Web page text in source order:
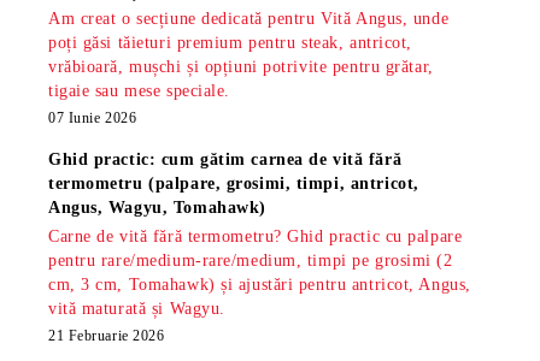
Am creat o secțiune dedicată pentru Vită Angus, unde
poți găsi tăieturi premium pentru steak, antricot,
vrăbioară, mușchi și opțiuni potrivite pentru grătar,
tigaie sau mese speciale.
07 Iunie 2026
Ghid practic: cum gătim carnea de vită fără
termometru (palpare, grosimi, timpi, antricot,
Angus, Wagyu, Tomahawk)
Carne de vită fără termometru? Ghid practic cu palpare
pentru rare/medium-rare/medium, timpi pe grosimi (2
cm, 3 cm, Tomahawk) și ajustări pentru antricot, Angus,
vită maturată și Wagyu.
21 Februarie 2026